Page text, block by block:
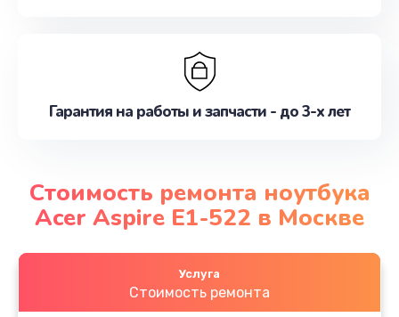
Гарантия на работы и запчасти - до 3-х лет
Стоимость ремонта ноутбука
Acer Aspire E1-522 в Москве
Услуга
Стоимость ремонта